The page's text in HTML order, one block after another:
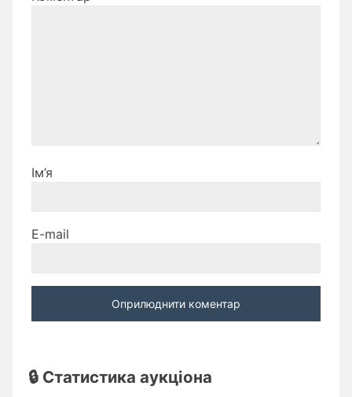
Ім’я
E-mail
🔒 Статистика аукціона